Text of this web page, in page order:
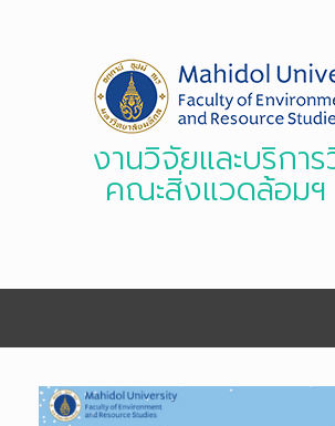
งานวิจัยและบริกา
คณะสิ่งแวดล้อม